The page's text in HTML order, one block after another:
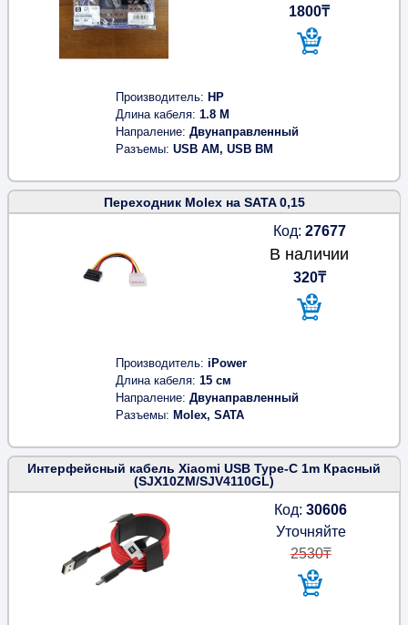
1800₸
Производитель
HP
Длина кабеля 1.8 M
Напраление Двунаправленный
Разъемы USB AM, USB BM
Переходник Molex на SATA 0,15
Код: 27677
В наличии
320₸
Производитель iPower
Длина кабеля 15 см
Напраление Двунаправленный
Разъемы
Molex, SATA
Интерфейсный кабель Xiaomi USB Type-C 1m Красный
(SJX10ZM/SJV4110GL)
Код:30606
Уточняйте
2530₸